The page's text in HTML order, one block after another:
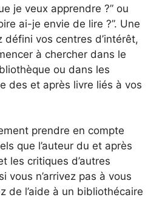
je veux apprendre ?” ou
ai-je envie de lire ?”. Une
défini vos centres d’intérêt,
à chercher dans le
ou dans les
des et après livre liés à vos
prendre en compte
que l’auteur du et après
les critiques d’autres
vous n’arrivez pas à vous
de l’aide à un bibliothécaire